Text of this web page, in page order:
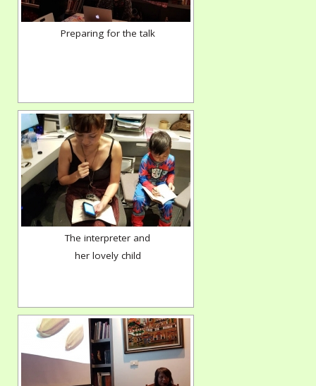
Preparing for the talk
The interpreter and
her lovely child